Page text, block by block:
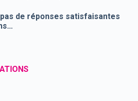
de réponses satisfaisantes